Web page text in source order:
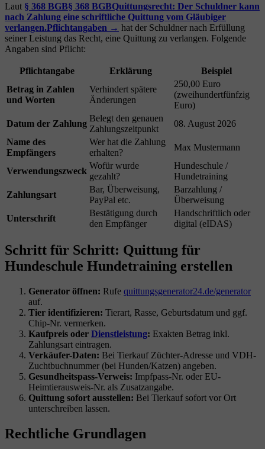
Laut § 368 BGB§ 368 BGBQuittungsrecht: Der Schuldner kann
nach Zahlung eine schriftliche Quittung vom Gläubiger
verlangen.Pflichtangaben → hat der Schuldner nach Erfüllung
seiner Leistung das Recht, eine Quittung zu verlangen. Folgende
Angaben sind Pflicht:
Pflichtangabe Erklärung
Beispiel
Betrag in Zahlen
und Worten
Verhindert spätere
Änderungen
250,00 Euro
(zweihundertfünfzig
Euro)
Datum der Zahlung
Belegt den genauen
Zahlungszeitpunkt
08. August 2026
Name des
Empfängers
Wer hat die Zahlung
erhalten?
Max Mustermann
Verwendungszweck
Wofür wurde
gezahlt?
Hundeschule /
Hundetraining
Zahlungsart
Bar, Überweisung,
PayPal etc.
Barzahlung /
Überweisung
Unterschrift
Bestätigung durch
den Empfänger
Handschriftlich oder
digital (eIDAS)
Schritt für Schritt: Quittung für
Hundeschule Hundetraining erstellen
Generator öffnen: Rufe quittungsgenerator24.de/generator
auf.
Tier identifizieren: Tierart, Rasse, Geburtsdatum und ggf.
Chip-Nr. vermerken.
Kaufpreis oder Dienstleistung: Exakten Betrag inkl.
Zahlungsart eintragen.
Verkäufer-Daten: Bei Tierkauf Züchter-Adresse und VDH-
Zuchtbuchnummer (bei Hunden/Katzen) angeben.
Gesundheitspass-Verweis: Impfpass-Nr. oder EU-
Heimtierausweis-Nr. als Zusatzangabe.
Quittung sofort ausstellen: Bei Tierkauf sofort vor Ort
unterschreiben lassen.
Rechtliche Grundlagen